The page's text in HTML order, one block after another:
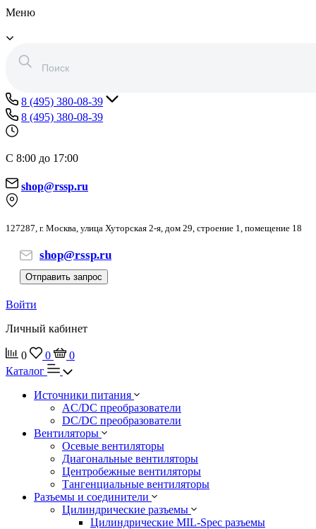
Меню
8 (495) 380-08-39
8 (495) 380-08-39
С 8:00 до 17:00
shop@rssp.ru
127287, г. Москва, улица Хуторская 2-я, дом 29, строение 1, помещение 18
shop@rssp.ru
Отправить запрос
Войти
Личный кабинет
0 0
0
Каталог
Источники питания
AC/DC преобразователи
DC/DC преобразователи
Вентиляторы
Осевые вентиляторы
Диагональные вентиляторы
Центробежные вентиляторы
Тангенциальные вентиляторы
Разъемы и соединители
Цилиндрические разъемы
Цилиндрические MIL-Spec разъемы